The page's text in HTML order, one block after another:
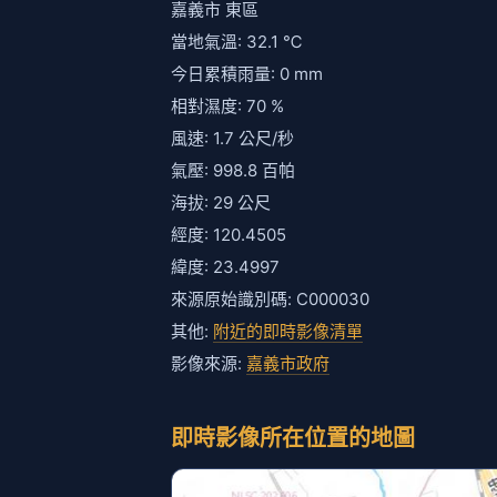
嘉義市 東區
當地氣溫: 32.1 ℃
今日累積雨量: 0 mm
相對濕度: 70 %
風速: 1.7 公尺/秒
氣壓: 998.8 百帕
海拔: 29 公尺
經度: 120.4505
緯度: 23.4997
來源原始識別碼: C000030
其他: 附近的即時影像清單
影像來源: 嘉義市政府
即時影像所在位置的地圖